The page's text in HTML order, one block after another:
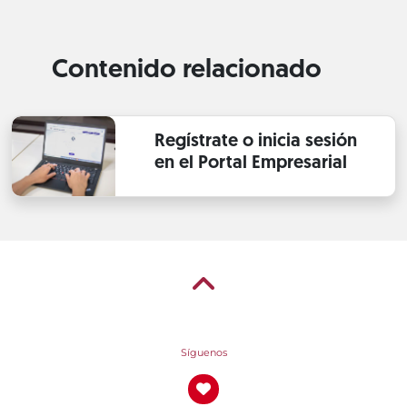
Contenido relacionado
Regístrate o inicia sesión
en el Portal Empresarial
Síguenos